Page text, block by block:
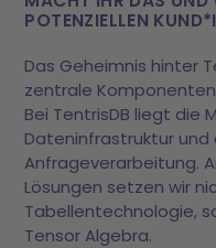
POTENZIELLEN
Das Geheimnis hinter
zentrale
Bei TentrisDB liegt die
Dateninfrastruktur
Anfrageverarbeitung.
Lösungen setzen wir
Tabellentechnologie,
Tensor Algebra.